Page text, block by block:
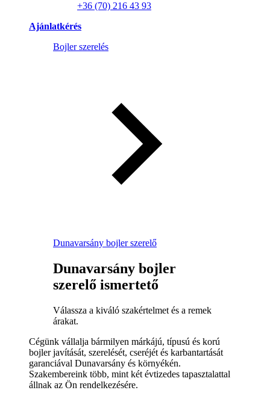
+36 (70) 216 43 93
Ajánlatkérés
Bojler szerelés
Dunavarsány bojler szerelő
Dunavarsány bojler
szerelő ismertető
Válassza a kiváló szakértelmet és a remek
árakat.
Cégünk vállalja bármilyen márkájú, típusú és korú
bojler javítását, szerelését, cseréjét és karbantartását
garanciával Dunavarsány és környékén.
Szakembereink több, mint két évtizedes tapasztalattal
állnak az Ön rendelkezésére.